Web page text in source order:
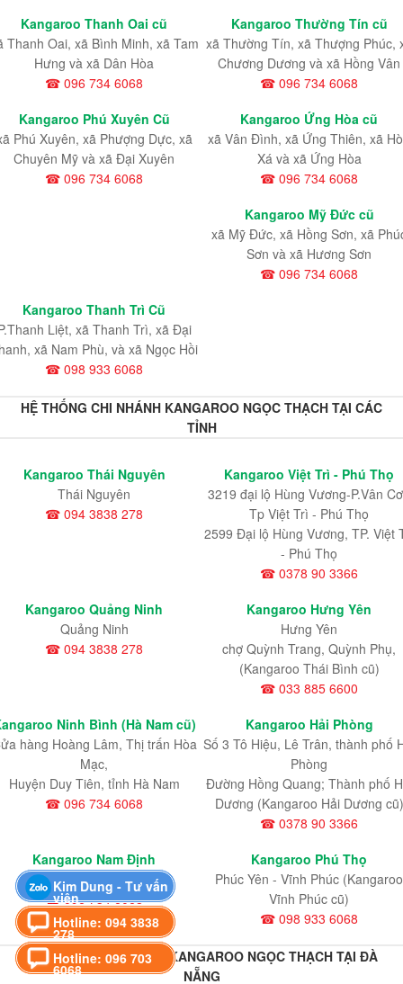
Kangaroo Thanh Oai cũ
Thanh Oai, xã Bình Minh, xã Tam
Hưng và xã Dân Hòa
☎ 096 734 6068
Kangaroo Thường Tín cũ
xã Thường Tín, xã Thượng Phúc,
Chương Dương và xã Hồng Vân
☎ 096 734 6068
Kangaroo Phú Xuyên Cũ
Phú Xuyên, xã Phượng Dực, xã
Chuyên Mỹ và xã Đại Xuyên
☎ 096 734 6068
Kangaroo Ứng Hòa cũ
xã Vân Đình, xã Ứng Thiên, xã
Xá và xã Ứng Hòa
☎ 096 734 6068
Kangaroo Mỹ Đức cũ
xã Mỹ Đức, xã Hồng Sơn, xã
Sơn và xã Hương Sơn
☎ 096 734 6068
Kangaroo Thanh Trì Cũ
Liệt, xã Thanh Trì, xã Đại
xã Nam Phù, và xã Ngọc Hồi
☎ 098 933 6068
HỆ THỐNG CHI NHÁNH KANGAROO NGỌC THẠCH TẠI CÁC
TỈNH
Kangaroo Thái Nguyên
Thái Nguyên
☎ 094 3838 278
Kangaroo Việt Trì - Phú Thọ
3219 đại lộ Hùng Vương-P.Vân
Tp Việt Trì - Phú Thọ
2599 Đại lộ Hùng Vương, TP. Việt
- Phú Thọ
☎ 0378 90 3366
Kangaroo Quảng Ninh
Quảng Ninh
☎ 094 3838 278
Kangaroo Hưng Yên
Hưng Yên
chợ Quỳnh Trang, Quỳnh Phụ,
(Kangaroo Thái Bình cũ)
☎ 033 885 6600
Ninh Bình (Hà Nam cũ)
hàng Hoàng Lâm, Thị trấn Hòa
Mạc,
Huyện Duy Tiên, tỉnh Hà Nam
☎ 096 734 6068
Kangaroo Hải Phòng
Số 3 Tô Hiệu, Lê Trân, thành phố
Phòng
Đường Hồng Quang; Thành phố
Dương (Kangaroo Hải Dương cũ)
☎ 0378 90 3366
Kangaroo Nam Định
Nam Định
☎ 096 734 6068
Kangaroo Phú Thọ
Phúc Yên - Vĩnh Phúc (Kangaroo
Vĩnh Phúc cũ)
☎ 098 933 6068
HỆ THỐNG CHI NHÁNH KANGAROO NGỌC THẠCH TẠI ĐÀ
NẴNG
Kim Dung - Tư vấn
viên
Hotline: 094 3838
278
Hotline: 096 703
6068